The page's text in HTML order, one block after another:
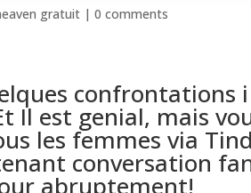
gratuit |0 comments
confrontations i
Il est genial, mais
les femmes via
conversation
abruptement!